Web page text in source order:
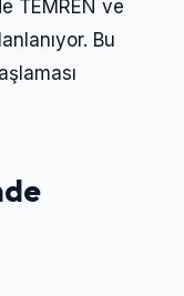
TEMREN ve
Bu